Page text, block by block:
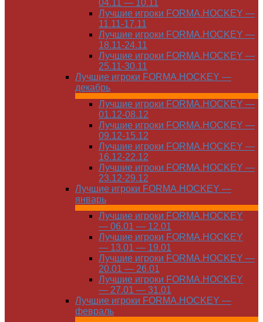
04.11 — 10.11
Лучшие игроки FORMA.HOCKEY —
11.11-17.11
Лучшие игроки FORMA.HOCKEY —
18.11-24.11
Лучшие игроки FORMA.HOCKEY —
25.11-30.11
Лучшие игроки FORMA.HOCKEY —
декабрь
Лучшие игроки FORMA.HOCKEY —
01.12-08.12
Лучшие игроки FORMA.HOCKEY —
09.12-15.12
Лучшие игроки FORMA.HOCKEY —
16.12-22.12
Лучшие игроки FORMA.HOCKEY —
23.12-29.12
Лучшие игроки FORMA.HOCKEY —
январь
Лучшие игроки FORMA.HOCKEY
— 06.01 — 12.01
Лучшие игроки FORMA.HOCKEY
— 13.01 — 19.01
Лучшие игроки FORMA.HOCKEY —
20.01 — 26.01
Лучшие игроки FORMA.HOCKEY
— 27.01 — 31.01
Лучшие игроки FORMA.HOCKEY —
февраль